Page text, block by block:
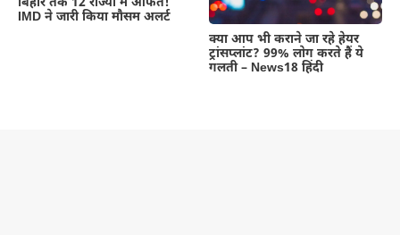
IMD ने जारी किया मौसम अलर्ट
क्या आप भी कराने जा रहे हेयर
ट्रांसप्लांट? 99% लोग करते हैं ये
गलती – News18 हिंदी